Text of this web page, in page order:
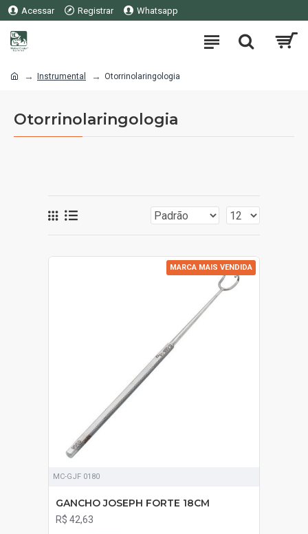
Acessar Registrar Whatsapp
Instrumental Otorrinolaringologia
Otorrinolaringologia
MARCA MAIS VENDIDA
MC-GJF 0180
GANCHO JOSEPH FORTE 18CM
R$ 42,63